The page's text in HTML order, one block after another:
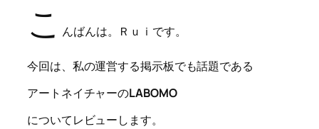
こ んばんは。Ｒｕｉです。
今回は、私の運営する掲示板でも話題である
アートネイチャーのLABOMO
についてレビューします。